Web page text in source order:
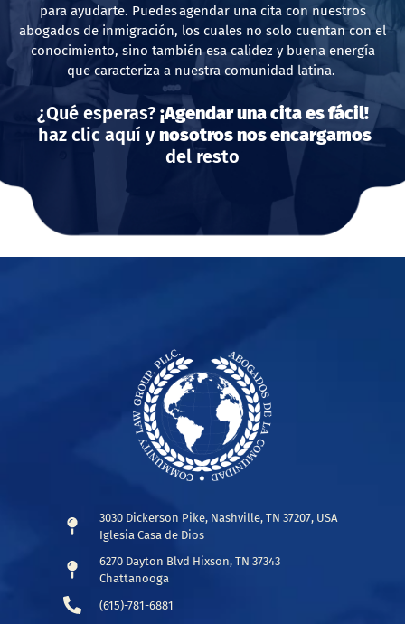
para ayudarte. Puedes agendar una cita con nuestros
abogados de inmigración, los cuales no solo cuentan con el
conocimiento, sino también esa calidez y buena energía
que caracteriza a nuestra comunidad latina.
¿Qué esperas?¡Agendar una cita es fácil!
haz clic aquí ynosotros nos encargamos
del resto
3030 Dickerson Pike, Nashville, TN 37207, USA
Iglesia Casa de Dios
6270 Dayton Blvd Hixson, TN 37343
Chattanooga
(615)-781-6881